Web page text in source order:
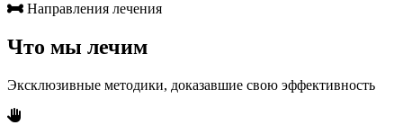
Направления лечения
Что мы лечим
Эксклюзивные методики, доказавшие свою эффективность